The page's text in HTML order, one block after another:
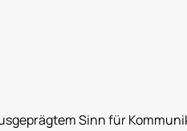
Sinn für